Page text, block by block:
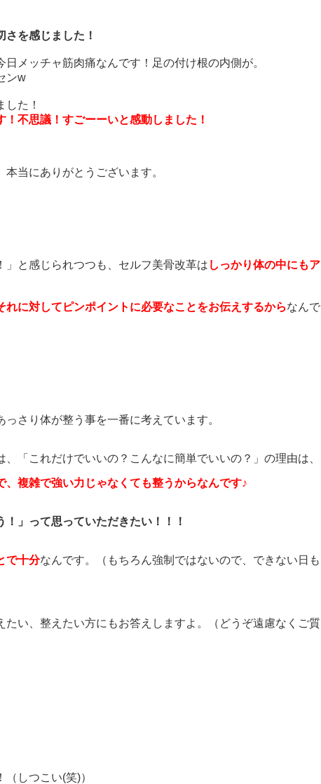
を感じました！
日メッチャ筋肉痛なんです！足の付け根の内側が。
ンw
た！
！不思議！ すごーーいと感動しました！
当にありがとうございます。
と感じられつつも、セルフ美骨改革は しっかり体の中にもア
れに対してピンポイントに必要なことをお伝えするからなんで
さり体が整う事を一番に考えています。
「これだけでいいの？こんなに簡単でいいの？」の理由は、
複雑で強い力じゃなくても整うからなんです♪
！」って思っていただきたい！！！
で十分なんです。（もちろん強制ではないので、できない日も
たい、整えたい方にもお答えしますよ。（どうぞ遠慮なくご質
しつこい(笑)）